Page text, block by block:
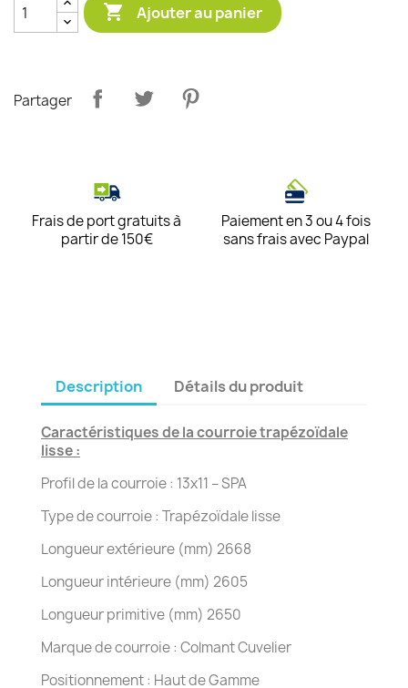
 Ajouter au panier
Partager
Frais de port gratuits à
partir de 150€
Paiement en 3 ou 4 fois
sans frais avec Paypal
Description Détails du produit
Caractéristiques de la courroie trapézoïdale
lisse :
Profil de la courroie : 13x11 – SPA
Type de courroie : Trapézoïdale lisse
Longueur extérieure (mm) 2668
Longueur intérieure (mm) 2605
Longueur primitive (mm) 2650
Marque de courroie : Colmant Cuvelier
Positionnement : Haut de Gamme